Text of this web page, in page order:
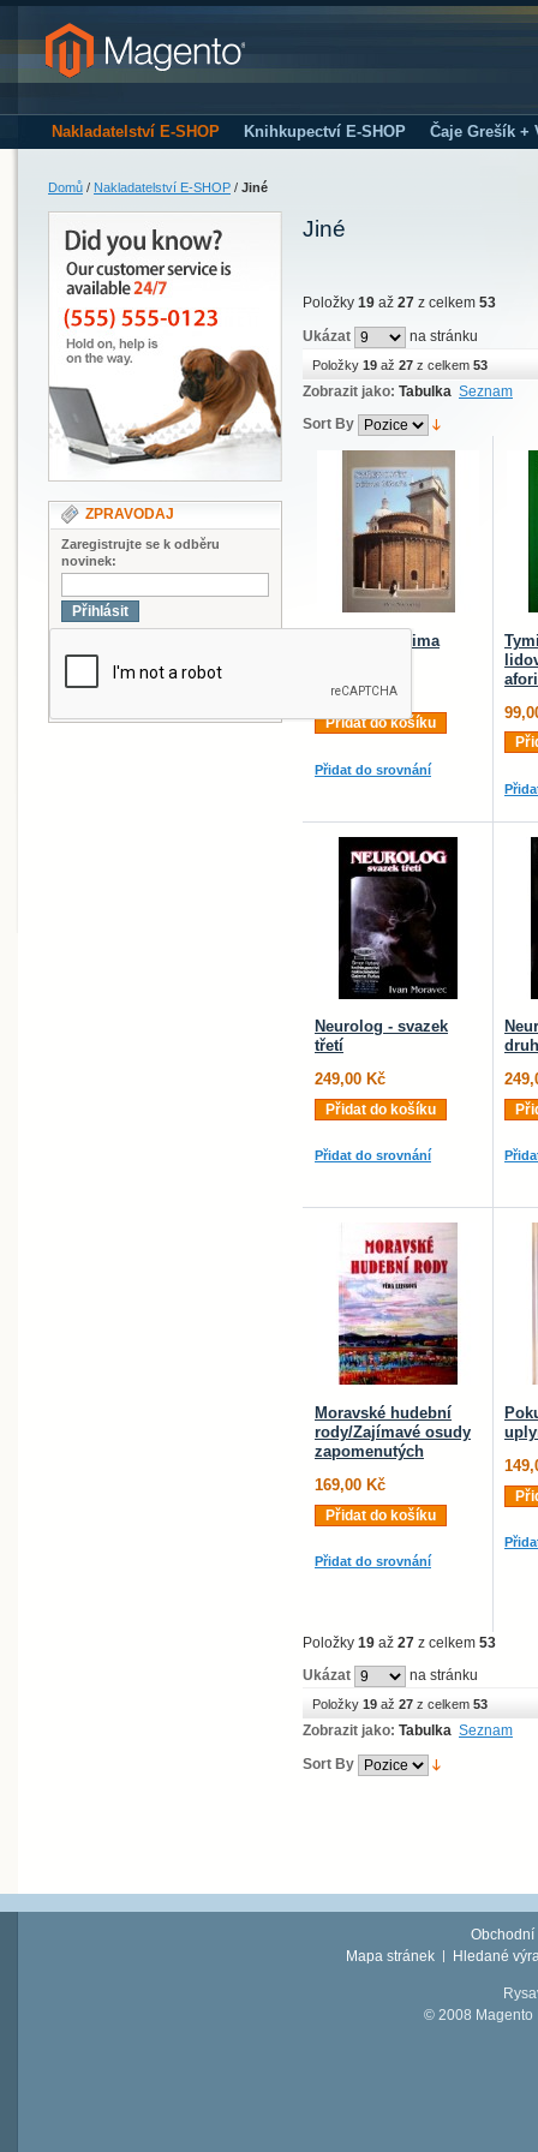
Nakladatelství E-SHOP Knihkupectví E-SHOP Čaje Grešík +
Domů / Nakladatelství E-SHOP / Jiné
ZPRAVODAJ
Zaregistrujte se k odběru
novinek:
Přihlásit
Jiné
Položky 19 až 27 z celkem 53
Ukázat
na stránku
Položky 19 až 27 z celkem 53
Zobrazit jako: Tabulka Seznam
Sort By
Středověk očima
159,00 Kč
Přidat do košíku
Přidat do srovnání
Neurolog - svazek
třetí
249,00 Kč
Přidat do košíku
Přidat do srovnání
Moravské hudební
rody/Zajímavé osudy
zapomenutých
169,00 Kč
Přidat do košíku
Přidat do srovnání
Položky 19 až 27 z celkem 53
Ukázat
na stránku
Položky 19 až 27 z celkem 53
Zobrazit jako: Tabulka Seznam
Sort By
Obchodní
Mapa stránek
Hledané
© 2008 Magento